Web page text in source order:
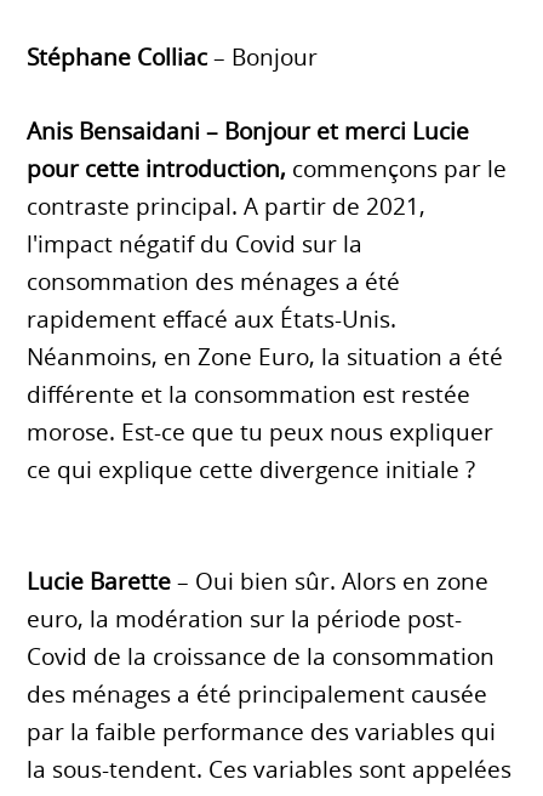
Stéphane Colliac– Bonjour
Anis Bensaidani – Bonjour et merci Lucie
pour cette introduction, commençons par le
contraste principal. A partir de 2021,
l'impact négatif du Covid sur la
consommation des ménages a été
rapidement effacé aux États-Unis.
Néanmoins, en Zone Euro, la situation a été
différente et la consommation est restée
morose. Est-ce que tu peux nous expliquer
ce qui explique cette divergence initiale ?
Lucie Barette– Oui bien sûr. Alors en zone
euro, la modération sur la période post-
Covid de la croissance de la consommation
des ménages a été principalement causée
par la faible performance des variables qui
la sous-tendent. Ces variables sont appelées